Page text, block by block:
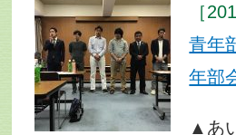
［
青年
年部
▲あ